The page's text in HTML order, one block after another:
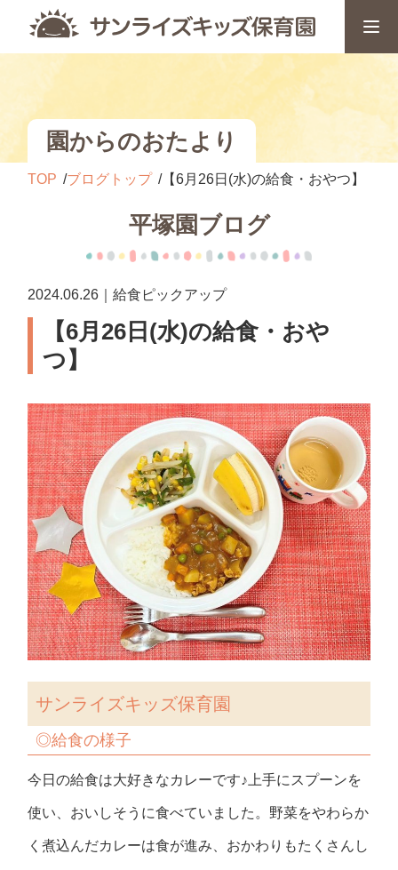
園からのおたより
TOP ブログトップ 【6月26日(水)の給食・おやつ】
平塚園ブログ
2024.06.26｜給食ピックアップ
【6月26日(水)の給食・おや
つ】
サンライズキッズ保育園
◎給食の様子
今日の給食は大好きなカレーです♪上手にスプーンを
使い、おいしそうに食べていました。野菜をやわらか
く煮込んだカレーは食が進み、おかわりもたくさんし